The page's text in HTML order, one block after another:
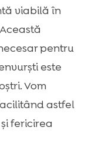
nu?
pentru
pentru
pentru
câini
viabilă în
pentru
este
Vom
astfel
fericirea